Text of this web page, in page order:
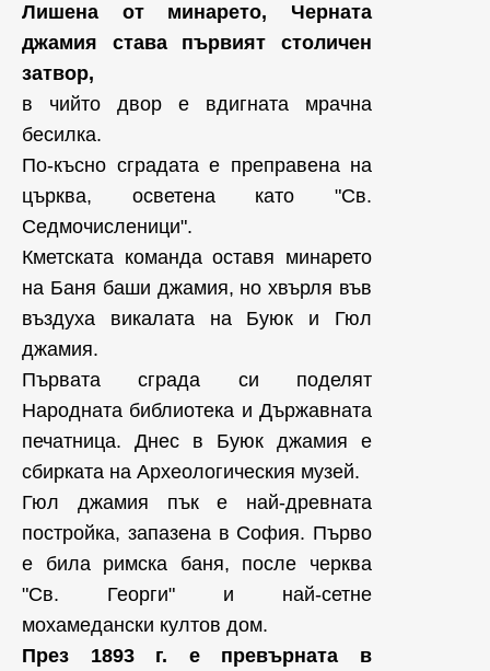
Лишена от минарето, Черната
джамия става първият столичен
затвор,
в чийто двор е вдигната мрачна
бесилка.
По-късно сградата е преправена на
църква, осветена като "Св.
Седмочисленици".
Кметската команда оставя минарето
на Баня баши джамия, но хвърля във
въздуха викалата на Буюк и Гюл
джамия.
Първата сграда си поделят
Народната библиотека и Държавната
печатница. Днес в Буюк джамия е
сбирката на Археологическия музей.
Гюл джамия пък е най-древната
постройка, запазена в София. Първо
е била римска баня, после черква
"Св. Георги" и най-сетне
мохамедански култов дом.
През 1893 г. е превърната в